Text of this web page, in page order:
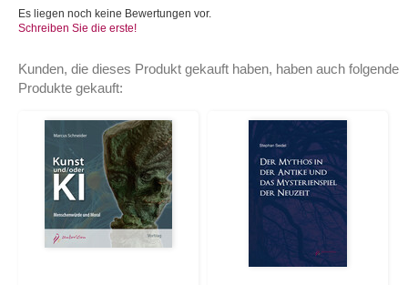
Es liegen noch keine Bewertungen vor.
Schreiben Sie die erste!
Kunden, die dieses Produkt gekauft haben, haben auch folgende
Produkte gekauft: